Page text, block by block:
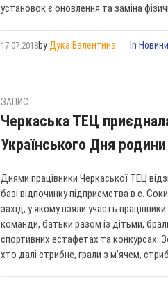
установок є оновлення та заміна
17.07.2018by Дука Валентина In
ЗАПИС
Черкаська ТЕЦ
Українського Дня родини
Днями працівники Черкаської ТЕЦ
базі відпочинку підприємства в с.
захід, у якому взяли участь
команди, батьки разом із дітьми,
спортивних естафетах та конкурсах.
хто далі стрибне, грали з м’ячем,